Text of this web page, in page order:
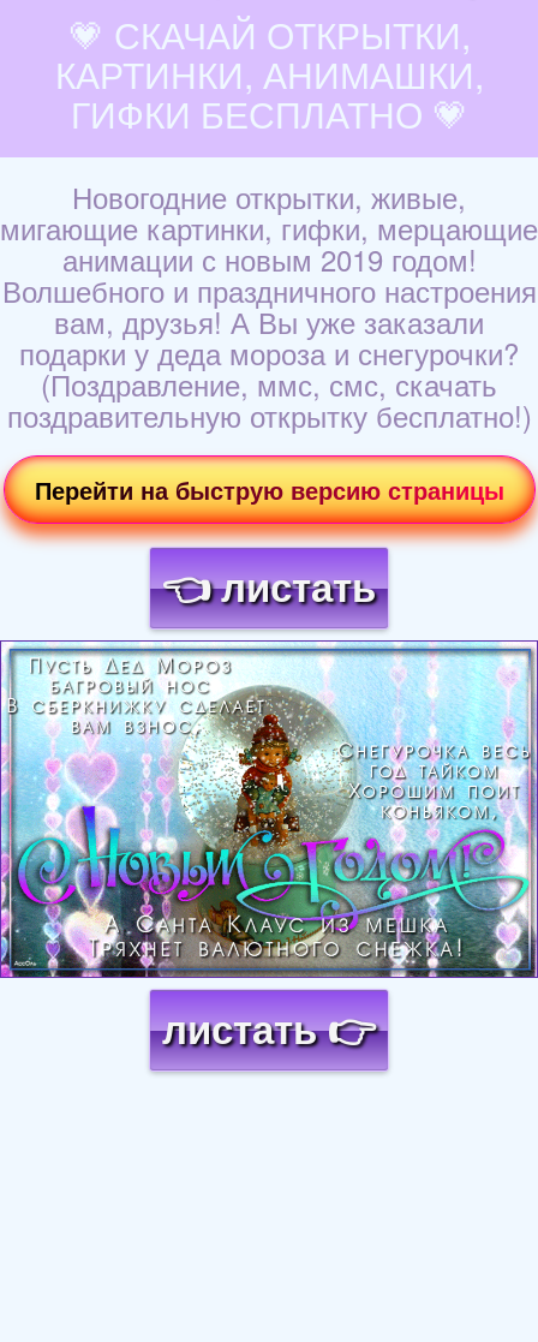
💗 СКАЧАЙ ОТКРЫТКИ,
КАРТИНКИ, АНИМАШКИ,
ГИФКИ БЕСПЛАТНО 💗
Новогодние открытки, живые,
мигающие картинки, гифки, мерцающие
анимации с новым 2019 годом!
Волшебного и праздничного настроения
вам, друзья! А Вы уже заказали
подарки у деда мороза и снегурочки?
(Поздравление, ммс, смс, скачать
поздравительную открытку бесплатно!)
Перейти на быструю версию страницы
👈 листать
Загрузка картинки...
листать 👉